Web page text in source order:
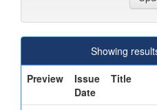
Showing
Preview
Issue
Date
Title